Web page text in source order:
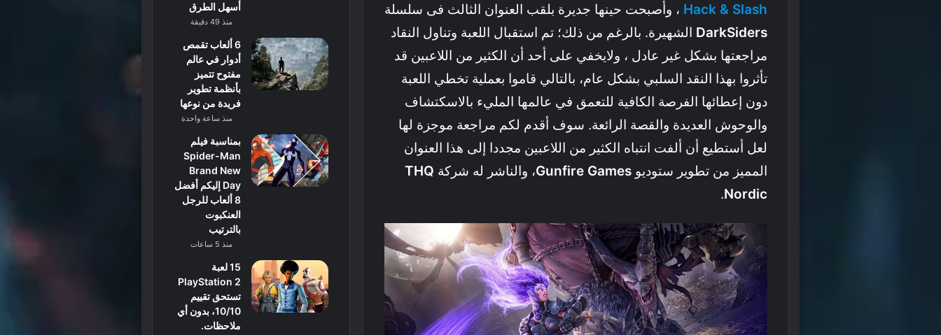
Hack & Slash
، وأصبحت حينها جديرة بلقب العنوان الثالث فى سلسلة
DarkSiders الشهيرة. بالرغم من ذلك؛ تم استقبال اللعبة وتناول النقاد
مراجعتها بشكل غير عادل ، ولايخفي على أحد أن الكثير من اللاعبين قد
تأثروا بهذا النقد السلبي بشكل عام، بالتالي قاموا بعملية تخطي اللعبة
دون إعطائها الفرصة الكافية للتعمق في عالمها المليء بالاسكتشاف
والوحوش العديدة والقصة الرائعة. سوف أقدم لكم مراجعة موجزة لها
لعل أستطيع أن ألفت انتباه الكثير من اللاعبين مجددا إلى هذا العنوان
المميز من تطوير ستوديو
Gunfire Games ، والناشر له شركة THQ
Nordic
.
أسهل الطرق
منذ 49 دقيقة
6 ألعاب تقمص
أدوار في عالم
مفتوح تتميز
بأنظمة تطوير
فريدة من نوعها
منذ ساعة واحدة
بمناسبة فيلم
Spider-Man
Brand New
Day إليكم أفضل
8 ألعاب للرجل
العنكبوت
بالترتيب
منذ 5 ساعات
15 لعبة
PlayStation 2
تستحق تقييم
10/10، بدون أي
ملاحظات.